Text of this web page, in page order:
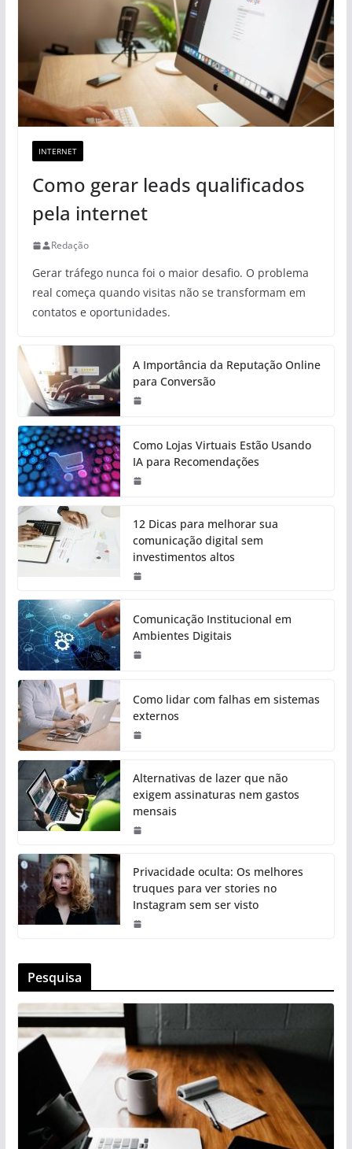
INTERNET
Como gerar leads qualificados
pela internet
Redação
Gerar tráfego nunca foi o maior desafio. O problema
real começa quando visitas não se transformam em
contatos e oportunidades.
A Importância da Reputação Online
para Conversão
Como Lojas Virtuais Estão Usando
IA para Recomendações
12 Dicas para melhorar sua
comunicação digital sem
investimentos altos
Comunicação Institucional em
Ambientes Digitais
Como lidar com falhas em sistemas
externos
Alternativas de lazer que não
exigem assinaturas nem gastos
mensais
Privacidade oculta: Os melhores
truques para ver stories no
Instagram sem ser visto
Pesquisa